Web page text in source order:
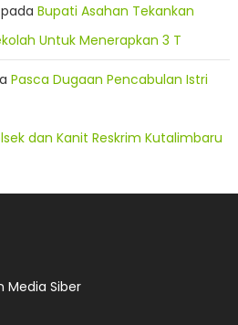
pada Bupati Asahan Tekankan
Untuk Menerapkan 3 T
Pasca Dugaan Pencabulan Istri
dan Kanit Reskrim Kutalimbaru
Media Siber